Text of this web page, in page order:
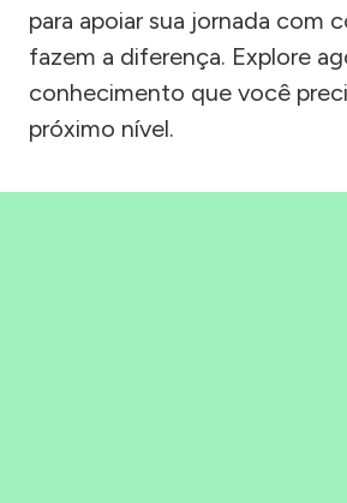
para apoiar sua jornada com
fazem a diferença. Explore
conhecimento que você
próximo nível.